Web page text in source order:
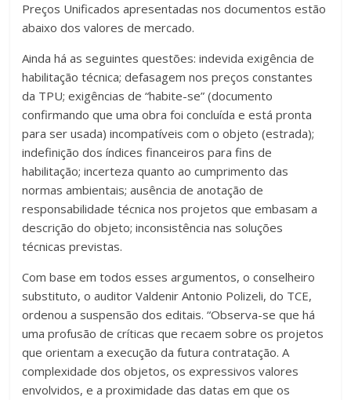
Preços Unificados apresentadas nos documentos estão
abaixo dos valores de mercado.
Ainda há as seguintes questões: indevida exigência de
habilitação técnica; defasagem nos preços constantes
da TPU; exigências de “habite-se” (documento
confirmando que uma obra foi concluída e está pronta
para ser usada) incompatíveis com o objeto (estrada);
indefinição dos índices financeiros para fins de
habilitação; incerteza quanto ao cumprimento das
normas ambientais; ausência de anotação de
responsabilidade técnica nos projetos que embasam a
descrição do objeto; inconsistência nas soluções
técnicas previstas.
Com base em todos esses argumentos, o conselheiro
substituto, o auditor Valdenir Antonio Polizeli, do TCE,
ordenou a suspensão dos editais. “Observa-se que há
uma profusão de críticas que recaem sobre os projetos
que orientam a execução da futura contratação. A
complexidade dos objetos, os expressivos valores
envolvidos, e a proximidade das datas em que os